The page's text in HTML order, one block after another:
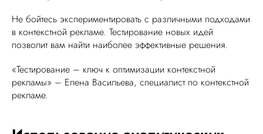
Не бойтесь экспериментировать с различными подходами
в контекстной рекламе. Тестирование новых идей
позволит вам найти наиболее эффективные решения.
«Тестирование – ключ к оптимизации контекстной
рекламы» – Елена Васильева, специалист по контекстной
рекламе.